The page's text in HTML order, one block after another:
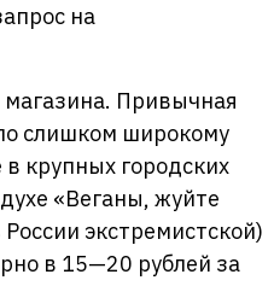
на
Привычная
слишком широкому
крупных городских
«Веганы, жуйте
экстремистской)
в 15—20 рублей за